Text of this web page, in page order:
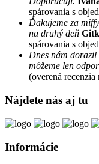
spárovania s
Ďakujeme za
na druhý deň
spárovania s
Dnes nám dorazil
môžeme len
(overená
Nájdete nás aj tu
Informácie